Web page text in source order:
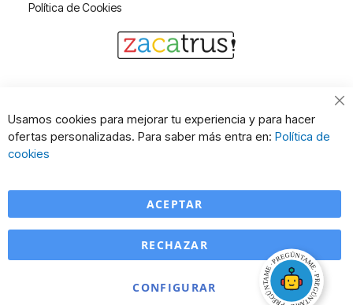
Política de Cookies
Usamos cookies para mejorar tu experiencia y para hacer
ofertas personalizadas. Para saber más entra en: Política de
cookies
ACEPTAR
CONFIGURAR
RECHAZAR